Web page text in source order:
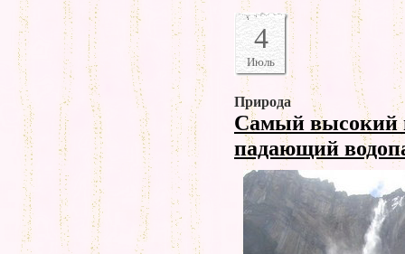
4
Июль
Природа
Самый высокий
падающий